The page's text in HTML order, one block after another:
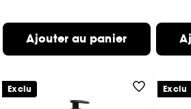
Ajouter au panier
Exclu Exclu